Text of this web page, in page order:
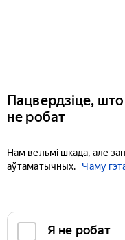
Пацвердзіце,
не робат
Нам вельмі шкада, але
аўтаматычных.
Чаму
Я не робат